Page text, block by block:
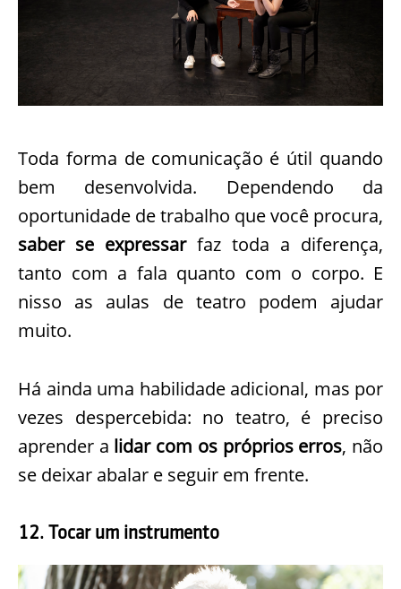
Toda forma de comunicação é útil quando
bem desenvolvida. Dependendo da
oportunidade de trabalho que você procura,
saber se expressar faz toda a diferença,
tanto com a fala quanto com o corpo. E
nisso as aulas de teatro podem ajudar
muito.
Há ainda uma habilidade adicional, mas por
vezes despercebida: no teatro, é preciso
aprender a lidar com os próprios erros, não
se deixar abalar e seguir em frente.
12. Tocar um instrumento